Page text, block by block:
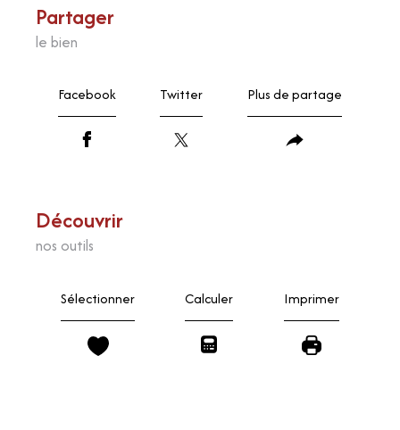
partager
le bien
Facebook Twitter Plus de partage
découvrir
nos outils
Sélectionner Calculer Imprimer